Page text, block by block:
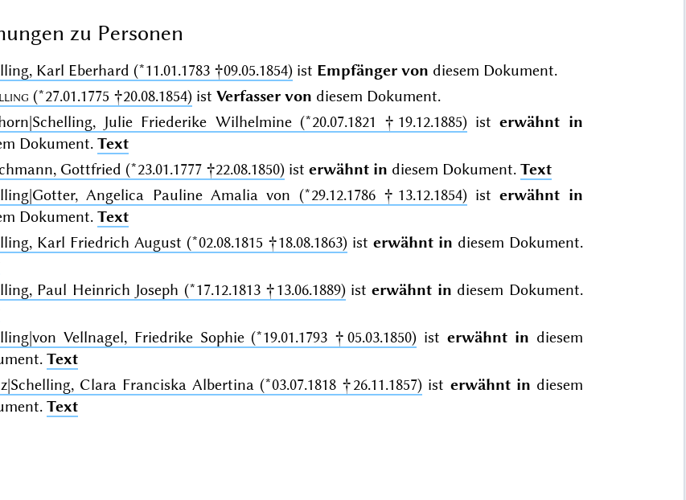
zu Personen
Karl Eberhard (*11.01.1783 †09.05.1854)ist Empfänger von diesem Dokument.
(*27.01.1775 †20.08.1854)ist Verfasser von diesem Dokument.
Julie Friederike Wilhelmine (*20.07.1821 †19.12.1885) isterwähnt in
Dokument. Text
Gottfried (*23.01.1777 †22.08.1850)ist erwähnt in diesem Dokument. Text
Angelica Pauline Amalia von (*29.12.1786 †13.12.1854)isterwähnt in
Dokument. Text
Karl Friedrich August (*02.08.1815 †18.08.1863)ist erwähnt in diesem Dokument.
Paul Heinrich Joseph (*17.12.1813 †13.06.1889)isterwähnt in diesem Dokument.
Vellnagel, Friedrike Sophie (*19.01.1793 †05.03.1850) ist erwähnt in diesem
Text
Clara Franciska Albertina (*03.07.1818 †26.11.1857) ist erwähnt in diesem
Text